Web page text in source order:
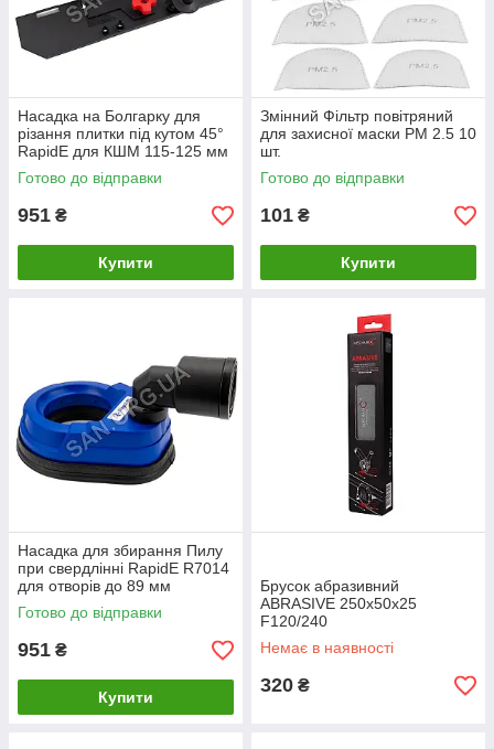
Насадка на Болгарку для
різання плитки під кутом 45°
RapidE для КШМ 115-125 мм
Слайдер
Готово до відправки
951 ₴
Купити
Змінний Фільтр повітряний
для захисної маски PM 2.5 10
шт.
Готово до відправки
101 ₴
Купити
Насадка для збирання Пилу
при свердлінні RapidE R7014
для отворів до 89 мм
Готово до відправки
951 ₴
Купити
Брусок абразивний
ABRASIVE 250х50х25
F120/240
Немає в наявності
320 ₴